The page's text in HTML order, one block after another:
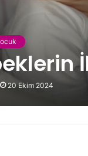
20 Ekim 2024